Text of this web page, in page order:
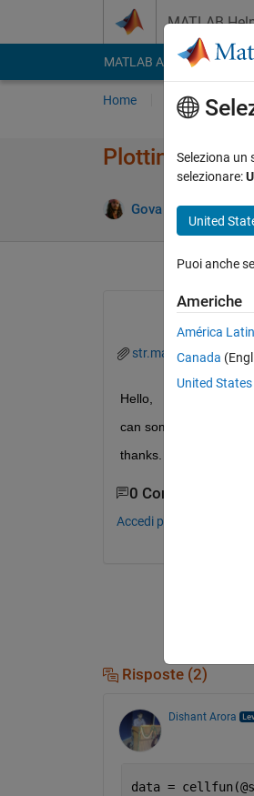
MATLAB
MATLAB Answers File
Home Poni una
Plotting
Gova ReDDy 9 Apr
str.mat
Hello,
can someone explaine
thanks.
0 Commenti
Accedi per commentare.
Risposte (2)
Dishant Arora
data =
Seleziona un
selezionare:
United
Puoi anche
Americhe
América
Canada
United States